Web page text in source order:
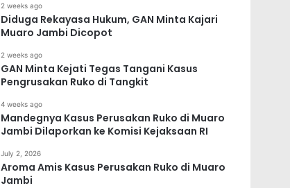
2 weeks ago
Diduga Rekayasa Hukum, GAN Minta Kajari
Muaro Jambi Dicopot
2 weeks ago
GAN Minta Kejati Tegas Tangani Kasus
Pengrusakan Ruko di Tangkit
4 weeks ago
Mandegnya Kasus Perusakan Ruko di Muaro
Jambi Dilaporkan ke Komisi Kejaksaan RI
July 2, 2026
Aroma Amis Kasus Perusakan Ruko di Muaro
Jambi